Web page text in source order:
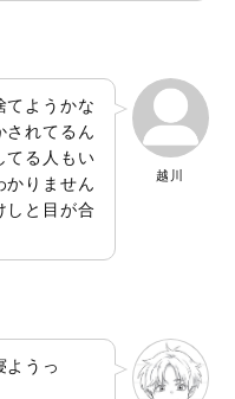
越川
てようかな
されてるん
てる人もい
かりません
しと目が合
ようっ